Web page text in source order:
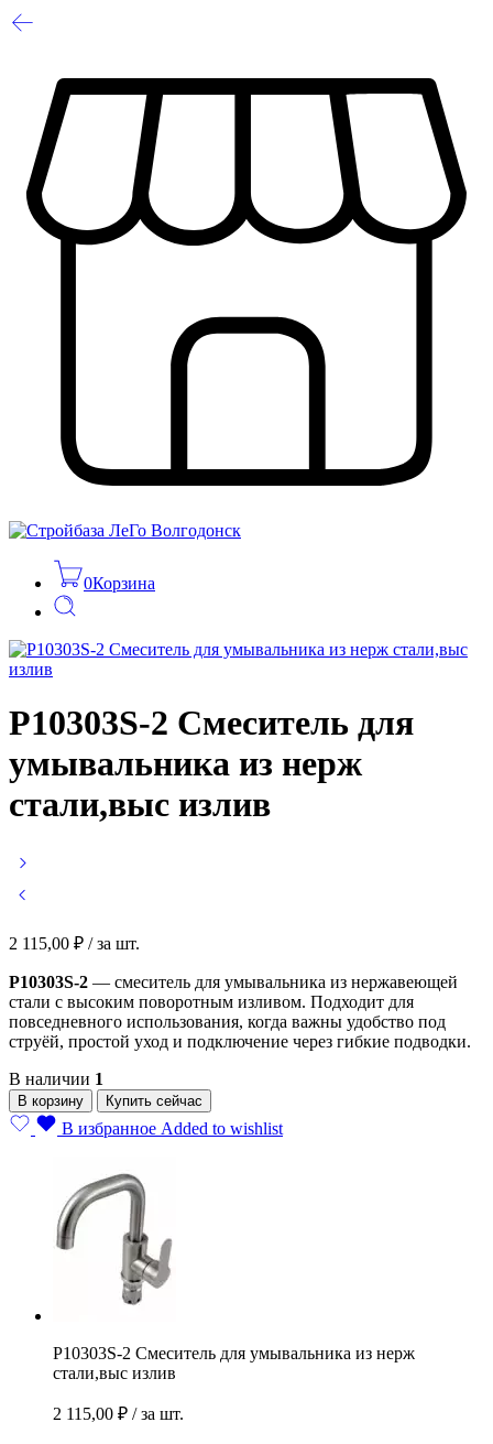
0Корзина
Р10303S-2 Смеситель для
умывальника из нерж
стали,выс излив
2 115,00 ₽ / за шт.
Р10303S-2 — смеситель для умывальника из нержавеющей
стали с высоким поворотным изливом. Подходит для
повседневного использования, когда важны удобство под
струёй, простой уход и подключение через гибкие подводки.
В наличии 1
Р10303S-
2
Смеситель
умывальника
стали,выс
В корзину Купить сейчас
В избранное Added to wishlist
Р10303S-2 Смеситель для умывальника из нерж
стали,выс излив
2 115,00 ₽ / за шт.